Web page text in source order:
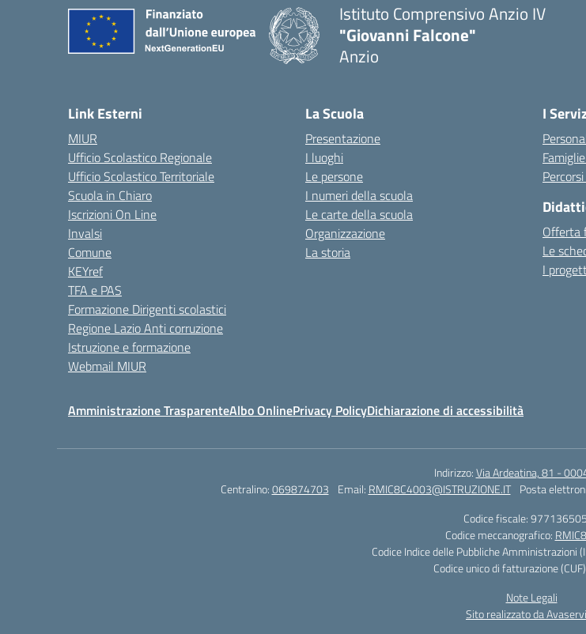
Istituto Comprensivo Anzio IV
"Giovanni Falcone"
Anzio
Link Esterni
MIUR
Ufficio Scolastico Regionale
Ufficio Scolastico Territoriale
Scuola in Chiaro
Iscrizioni On Line
Invalsi
Comune
KEYref
TFA e PAS
Formazione Dirigenti scolastici
Regione Lazio Anti corruzione
Istruzione e formazione
Webmail MIUR
La Scuola
Presentazione
I luoghi
Le persone
I numeri della scuola
Le carte della scuola
Organizzazione
La storia
I
Offerta
Le
I
Amministrazione TrasparenteAlbo OnlinePrivacy PolicyDichiarazione di accessibilità
Indirizzo:Via Ardeatina, 81 -
Centralino:069874703 Email: RMIC8C4003@ISTRUZIONE.IT Posta
Codice fiscale:
Codice meccanografico:
Codice Indice delle Pubbliche
Codice unico di fatturazione
Note Legali
Sito realizzato da